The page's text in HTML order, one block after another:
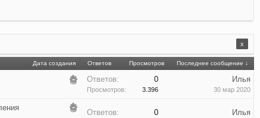
x
Дата создания Ответов Просмотров Последнее сообщение ↓
Ответов: 0
Просмотров: 3.396
Илья
30 мар 2020
Ответов: 0 Илья